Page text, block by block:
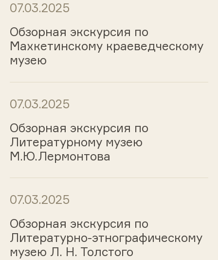
07.03.2025
Обзорная экскурсия по
Махкетинскому краеведческому
музею
07.03.2025
Обзорная экскурсия по
Литературному музею
М.Ю.Лермонтова
07.03.2025
Обзорная экскурсия по
Литературно-этнографическому
музею Л. Н. Толстого